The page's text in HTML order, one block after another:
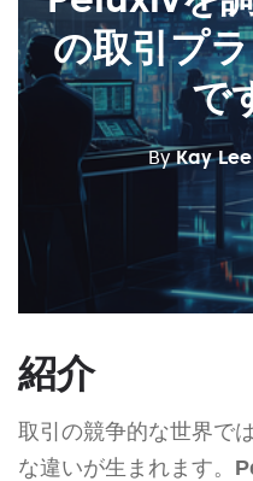
の取引プ
で
ByKay Lee
紹介
取引の競争的な世界で
な違いが生まれます。